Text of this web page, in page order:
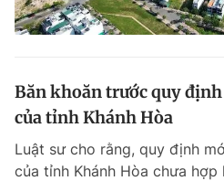
Băn khoăn trước quy
của tỉnh Khánh Hòa
Luật sư cho rằng, quy định
của tỉnh Khánh Hòa chưa hợp